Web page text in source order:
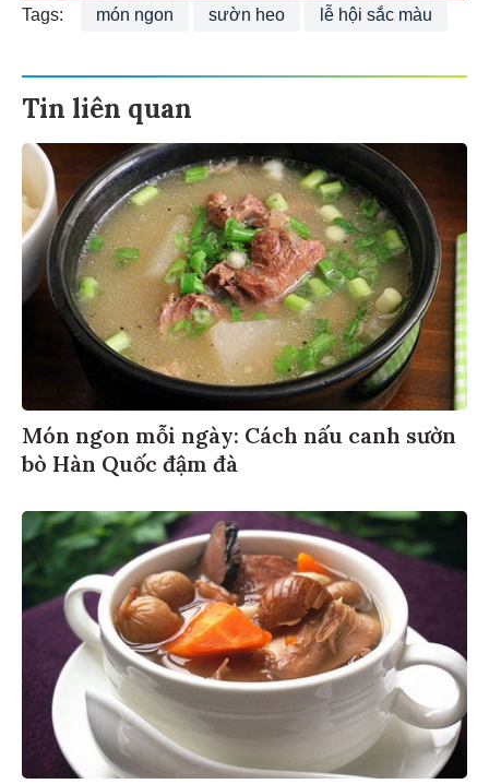
Tags: món ngon sườn heo lễ hội sắc màu
Tin liên quan
Món ngon mỗi ngày: Cách nấu canh sườn
bò Hàn Quốc đậm đà